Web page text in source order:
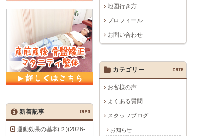
地図行き方
プロフィール
お問い合わせ
カテゴリー CATE
お客様の声
よくある質問
スタッフブログ
お知らせ
新着記事 INFO
運動効果の基本(２)(2026-